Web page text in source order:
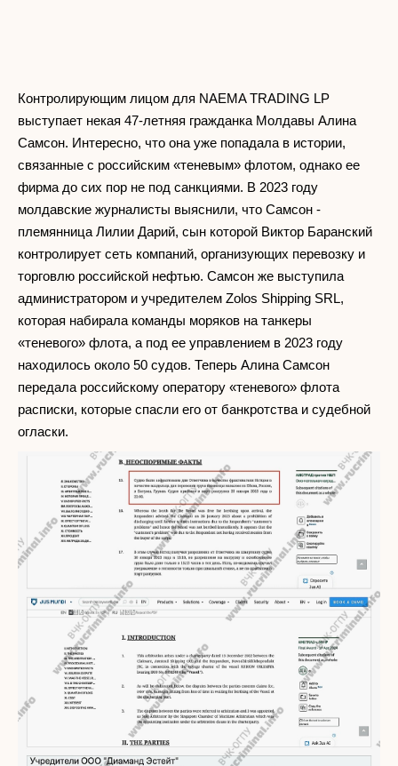
Контролирующим лицом для NAEMA TRADING LP
выступает некая 47-летняя гражданка Молдавы Алина
Самсон. Интересно, что она уже попадала в истории,
связанные с российским «теневым» флотом, однако ее
фирма до сих пор не под санкциями. В 2023 году
молдавские журналисты выяснили, что Самсон -
племянница Лилии Дарий, сын которой Виктор Баранский
контролирует сеть компаний, организующих перевозку и
торговлю российской нефтью. Самсон же выступила
администратором и учредителем Zolos Shipping SRL,
которая набирала команды моряков на танкеры
«теневого» флота, а под ее управлением в 2023 году
находилось около 50 судов. Теперь Алина Самсон
передала российскому оператору «теневого» флота
расписки, которые спасли его от банкротства и судебной
огласки.